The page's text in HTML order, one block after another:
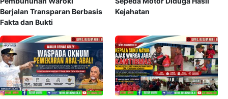
Berjalan Transparan Berbasis
Fakta dan Bukti
Kejahatan